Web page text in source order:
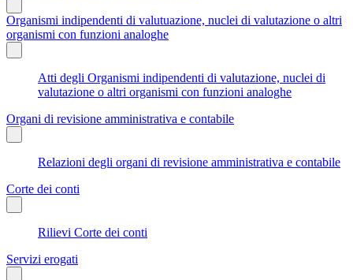
Organismi indipendenti di valutuazione, nuclei di valutazione o altri
organismi con funzioni analoghe
Atti degli Organismi indipendenti di valutazione, nuclei di
valutazione o altri organismi con funzioni analoghe
Organi di revisione amministrativa e contabile
Relazioni degli organi di revisione amministrativa e contabile
Corte dei conti
Rilievi Corte dei conti
Servizi erogati